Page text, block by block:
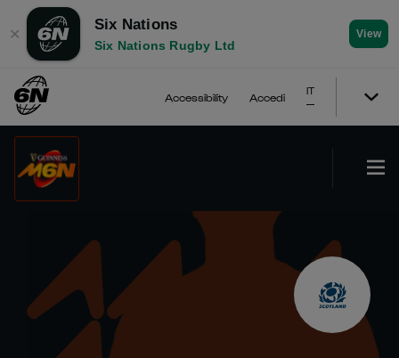
✕
Six Nations
Six Nations Rugby Ltd
View
Accessibility Accedi
IT